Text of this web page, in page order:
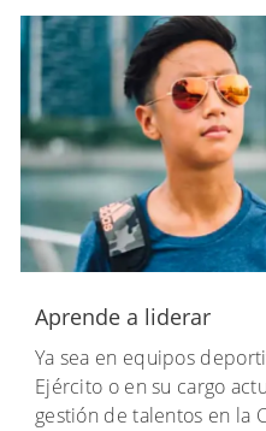
Aprende a liderar
Ya sea en equipos
Ejército o en su cargo
gestión de talentos en la